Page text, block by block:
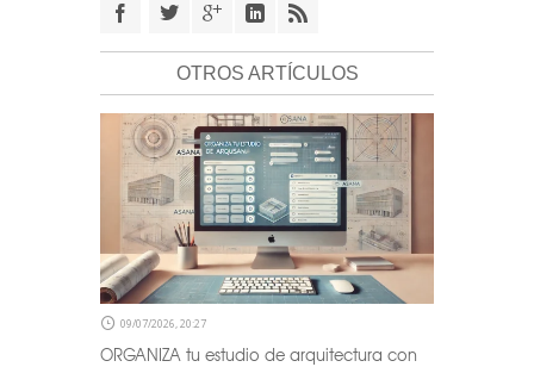
OTROS ARTÍCULOS
09/07/2026, 20:27
ORGANIZA tu estudio de arquitectura con